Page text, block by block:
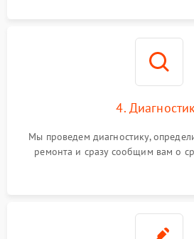
4.
Мы проведем диагностику,
ремонта и сразу сообщим вам о